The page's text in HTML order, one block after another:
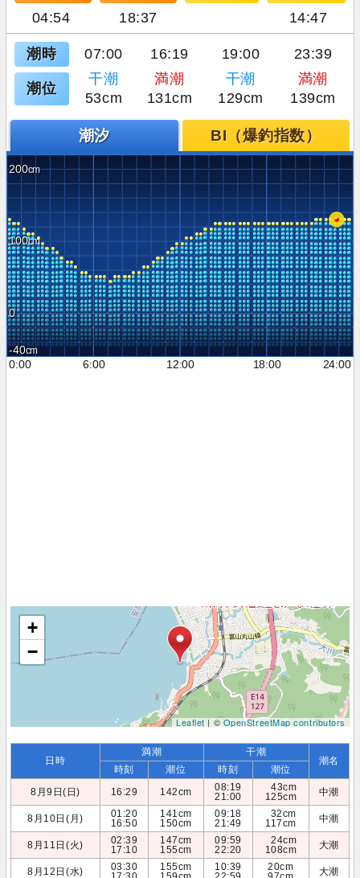
04:54 18:37 14:47
潮時 07:00 16:19 19:00 23:39
潮位
干潮 満潮 干潮
満潮
53cm
131cm 129cm 139cm
潮汐 BI（爆釣指数）
200
100
0
-40
0:00
6:00 12:00 18:00 24:00
+
−
Leaflet| ©OpenStreetMap contributors
日時
満潮 干潮
潮名
時刻 潮位 時刻
潮位
8月9日(日)
16:29 142cm
08:19
21:00
43cm
125cm
中潮
8月10日(月)
01:20
16:50
141cm
150cm
09:18
21:49
32cm
117cm
中潮
8月11日(火)
02:39
17:10
147cm
155cm
09:59
22:20
24cm
108cm
大潮
8月12日(水)
03:30
155cm
10:39
20cm
大潮